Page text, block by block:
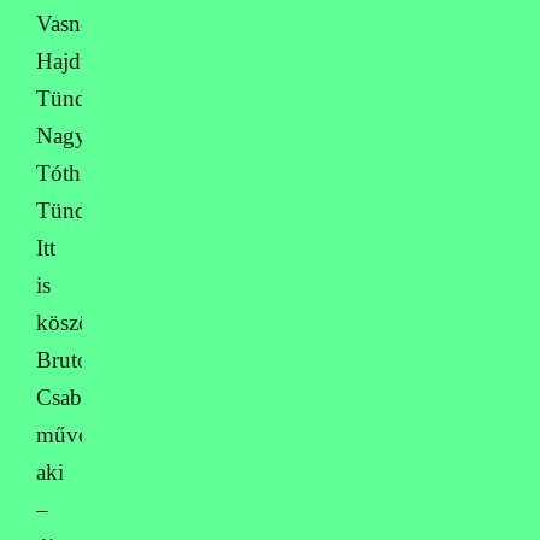
Vasné
Hajdú
Tünde,
Nagyné
Tóth
Tünde.
Itt
is
köszöntjük
Brutóczki
Csaba
művésztanárt,
aki
–